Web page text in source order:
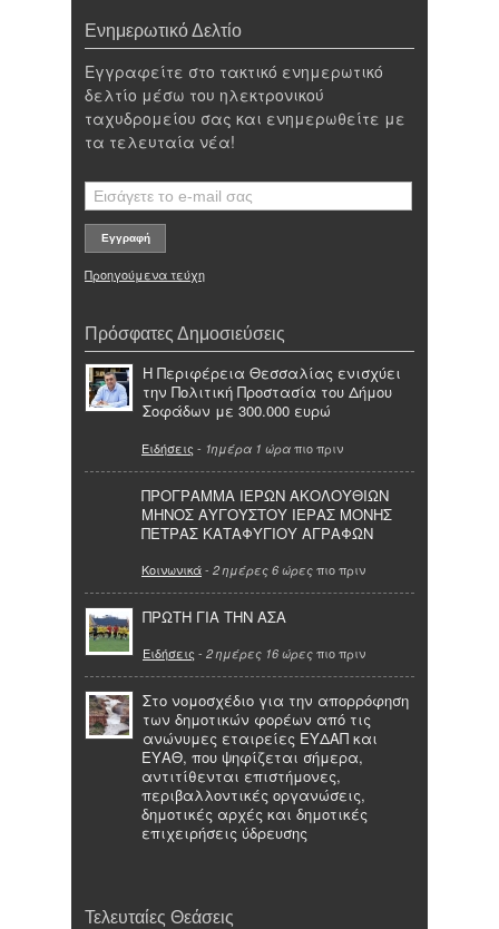
Ενημερωτικό Δελτίο
Εγγραφείτε στο τακτικό ενημερωτικό
δελτίο μέσω του ηλεκτρονικού
ταχυδρομείου σας και ενημερωθείτε με
τα τελευταία νέα!
Προηγούμενα τεύχη
Πρόσφατες Δημοσιεύσεις
Η Περιφέρεια Θεσσαλίας ενισχύει
την Πολιτική Προστασία του Δήμου
Σοφάδων με 300.000 ευρώ
Ειδήσεις - 1ημέρα 1 ώρα πιο πριν
ΠΡΟΓΡΑΜΜΑ ΙΕΡΩΝ ΑΚΟΛΟΥΘΙΩΝ
ΜΗΝΟΣ ΑΥΓΟΥΣΤΟΥ ΙΕΡΑΣ ΜΟΝΗΣ
ΠΕΤΡΑΣ ΚΑΤΑΦΥΓΙΟΥ ΑΓΡΑΦΩΝ
Κοινωνικά- 2 ημέρες 6 ώρες πιο πριν
ΠΡΩΤΗ ΓΙΑ ΤΗΝ ΑΣΑ
Ειδήσεις - 2 ημέρες 16 ώρες πιο πριν
Στο νομοσχέδιο για την απορρόφηση
των δημοτικών φορέων από τις
ανώνυμες εταιρείες ΕΥΔΑΠ και
ΕΥΑΘ, που ψηφίζεται σήμερα,
αντιτίθενται επιστήμονες,
περιβαλλοντικές οργανώσεις,
δημοτικές αρχές και δημοτικές
επιχειρήσεις ύδρευσης
Τελευταίες Θεάσεις